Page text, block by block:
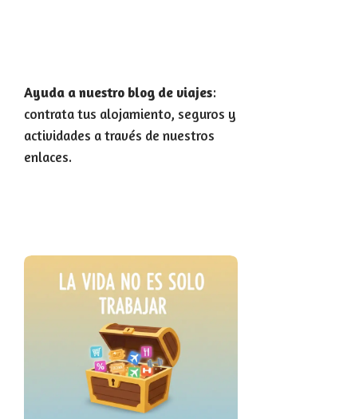
Ayuda a nuestro blog de viajes:
contrata tus alojamiento, seguros y
actividades a través de nuestros
enlaces.